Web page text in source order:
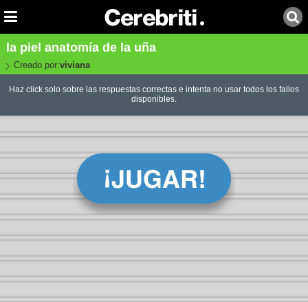
la piel anatomía de la uña
Creado por:viviana
Haz click solo sobre las respuestas correctas e intenta no usar todos los fallos
disponibles.